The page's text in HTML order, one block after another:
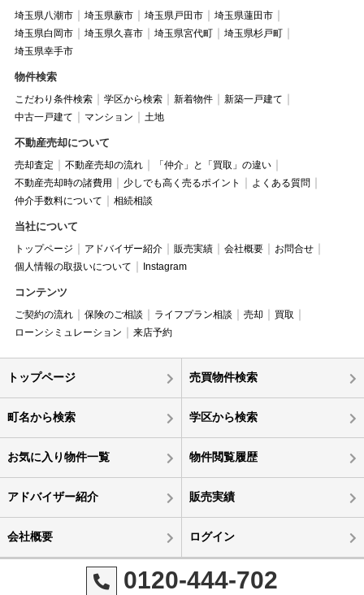
埼玉県八潮市 埼玉県蕨市 埼玉県戸田市
埼玉県蓮田市
埼玉県白岡市
埼玉県久喜市 埼玉県宮代町
埼玉県杉戸町
埼玉県幸手市
物件検索
こだわり条件検索 学区から検索 新着物件
新築一戸建て
中古一戸建て
マンション 土地
不動産売却について
売却査定 不動産売却の流れ
「仲介」と「買取」の違い
不動産売却時の諸費用
少しでも高く売るポイント
よくある質問
仲介手数料について
相続相談
当社について
トップページ アドバイザー紹介 販売実績 会社概要
お問合せ
個人情報の取扱いについて
Instagram
コンテンツ
ご契約の流れ 保険のご相談 ライフプラン相談 売却
買取
ローンシミュレーション
来店予約
トップページ 売買物件検索
町名から検索 学区から検索
お気に入り物件一覧 物件閲覧履歴
アドバイザー紹介 販売実績
会社概要 ログイン
0120-444-702